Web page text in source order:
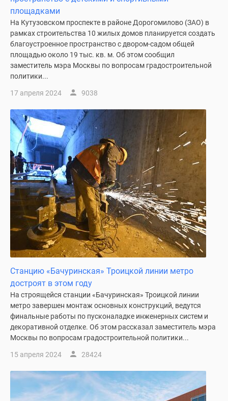
комнатные
комнатные
комнатные
Квартиры
Ипотечный
калькулятор
Семейная
ипотека
Военная
ипотека
Банки
программы
Новости
недвижимости
Мнение
эксперта
Аналитика
рынка
Покупателю
Экспертиза
новостроек
авторы
проекте
площадками
На Кутузовском проспекте в районе Дорогомилово (ЗАО) в
рамках строительства 10 жилых домов планируется создать
благоустроенное пространство с двором-садом общей
площадью около 19 тыс. кв. м. Об этом сообщил
заместитель мэра Москвы по вопросам градостроительной
политики...
17 апреля 2024 9038
Станцию «Бачуринская» Троицкой линии метро
достроят в этом году
На строящейся станции «Бачуринская» Троицкой линии
метро завершен монтаж основных конструкций, ведутся
финальные работы по пусконаладке инженерных систем и
декоративной отделке. Об этом рассказал заместитель мэра
Москвы по вопросам градостроительной политики...
15 апреля 2024 28424